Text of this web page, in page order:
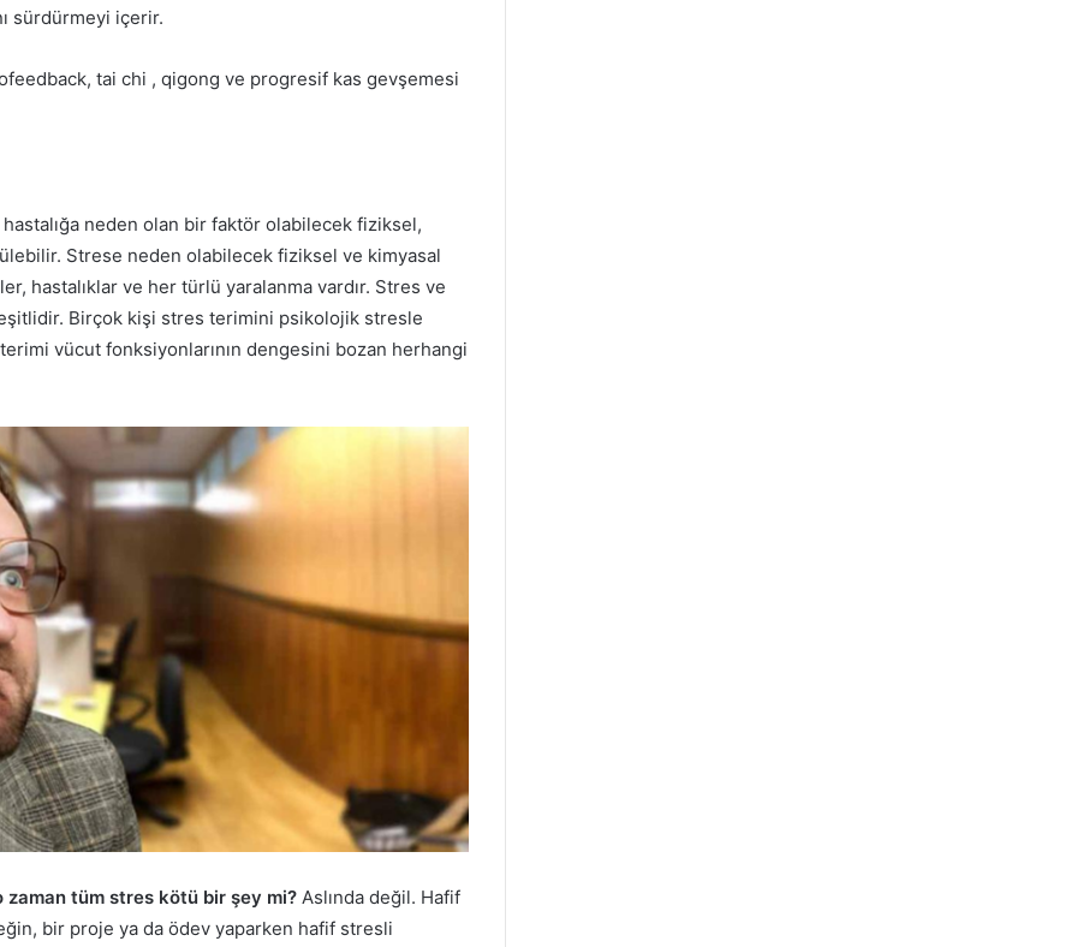
sürdürmeyi içerir.
tai chi , qigong ve progresif kas gevşemesi
neden olan bir faktör olabilecek fiziksel,
Strese neden olabilecek fiziksel ve kimyasal
hastalıklar ve her türlü yaralanma vardır. Stres ve
Birçok kişi stres terimini psikolojik stresle
vücut fonksiyonlarının dengesini bozan herhangi
tüm stres kötü bir şey mi? Aslında değil. Hafif
bir proje ya da ödev yaparken hafif stresli